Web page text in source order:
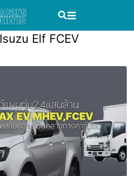
Isuzu Elf FCEV